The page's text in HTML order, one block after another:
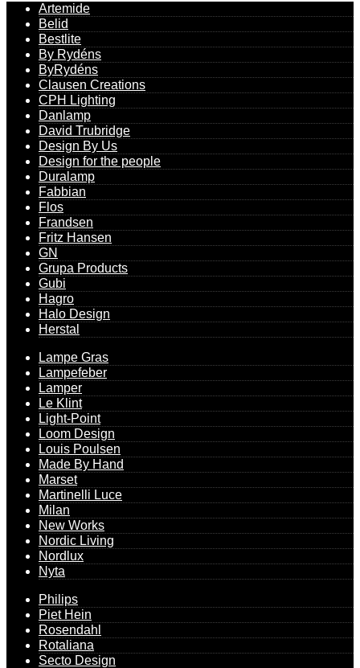
Artemide
Belid
Bestlite
By Rydéns
ByRydéns
Clausen Creations
CPH Lighting
Danlamp
David Trubridge
Design By Us
Design for the people
Duralamp
Fabbian
Flos
Frandsen
Fritz Hansen
GN
Grupa Products
Gubi
Hagro
Halo Design
Herstal
Lampe Gras
Lampefeber
Lamper
Le Klint
Light-Point
Loom Design
Louis Poulsen
Made By Hand
Marset
Martinelli Luce
Milan
New Works
Nordic Living
Nordlux
Nyta
Philips
Piet Hein
Rosendahl
Rotaliana
Secto Design